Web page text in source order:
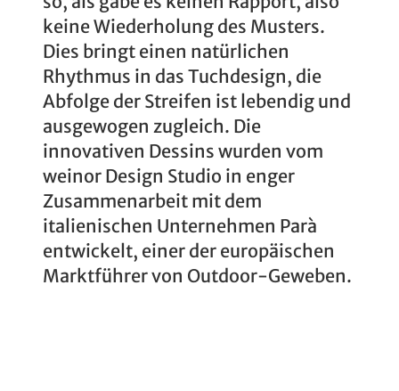
keine Wiederholung des Musters.
Dies bringt einen natürlichen
Rhythmus in das Tuchdesign, die
Abfolge der Streifen ist lebendig und
ausgewogen zugleich. Die
innovativen Dessins wurden vom
weinor Design Studio in enger
Zusammenarbeit mit dem
italienischen Unternehmen Parà
entwickelt, einer der europäischen
Marktführer von Outdoor-Geweben.